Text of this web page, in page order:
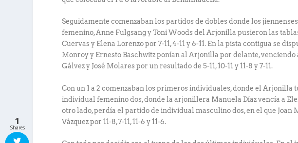
Seguidamente comenzaban los partidos de dobles donde los
femenino, Anne Fulgsang y Toni Woods del Arjonilla pusieron las
Cuervas y Elena Lorenzo por 7-11, 4-11 y 6-11. En la pista contigua se
Monroy y Ernesto Baschwitz ponían al Arjonilla por delante, venciendo
Gálvez y José Molares por un resultado de 5-11, 10-11 y 11-8 y 7-11.
Con un 1 a 2 comenzaban los primeros individuales, donde el Arjonilla
individual femenino dos, donde la arjonillera Manuela Díaz vencía a
otro lado, perdía el partido de individual masculino dos, en el que
Vázquez por 11-8, 7-11, 11-6 y 11-6.
1
Shares